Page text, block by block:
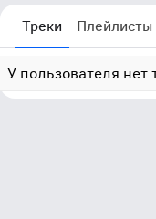
Треки Плейлисты
У пользователя нет